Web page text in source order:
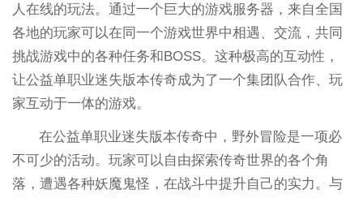
人在线的玩法。通过一个巨大的游戏服务器，来自全国
各地的玩家可以在同一个游戏世界中相遇、交流，共同
挑战游戏中的各种任务和BOSS。这种极高的互动性，
让公益单职业迷失版本传奇成为了一个集团队合作、玩
家互动于一体的游戏。
在公益单职业迷失版本传奇中，野外冒险是一项必
不可少的活动。玩家可以自由探索传奇世界的各个角
落，遭遇各种妖魔鬼怪，在战斗中提升自己的实力。与